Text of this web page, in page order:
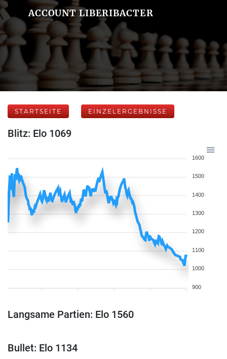
ACCOUNT LIBERIBACTER
STARTSEITE EINZELERGEBNISSE
Blitz: Elo 1069
1600
1500
1400
1300
1200
1100
1000
900
Langsame Partien: Elo 1560
Bullet: Elo 1134